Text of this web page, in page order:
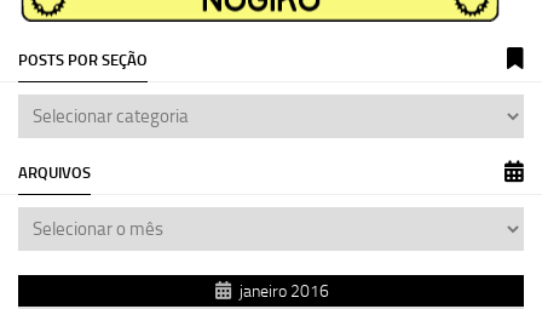
POSTS POR SEÇÃO
ARQUIVOS
janeiro 2016